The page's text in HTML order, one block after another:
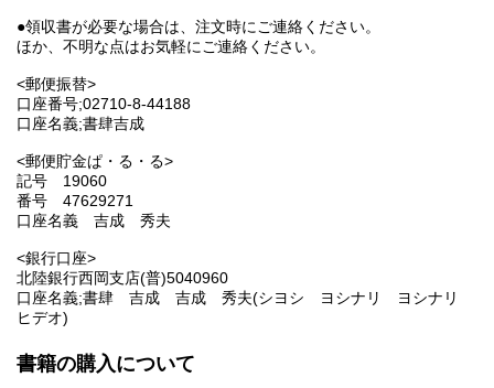
●領収書が必要な場合は、注文時にご連絡ください。
ほか、不明な点はお気軽にご連絡ください。
<郵便振替>
口座番号;02710-8-44188
口座名義;書肆吉成
<郵便貯金ぱ・る・る>
記号 19060
番号 47629271
口座名義 吉成 秀夫
<銀行口座>
北陸銀行西岡支店(普)5040960
口座名義;書肆 吉成 吉成 秀夫(シヨシ ヨシナリ ヨシナリ
ヒデオ)
書籍の購入について